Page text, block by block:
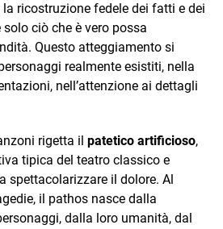
ricostruzione fedele dei fatti e dei
ciò che è vero possa
Questo atteggiamento si
realmente esistiti, nella
nell’attenzione ai dettagli
rigetta il patetico artificioso,
tipica del teatro classico e
spettacolarizzare il dolore. Al
il pathos nasce dalla
dalla loro umanità, dal